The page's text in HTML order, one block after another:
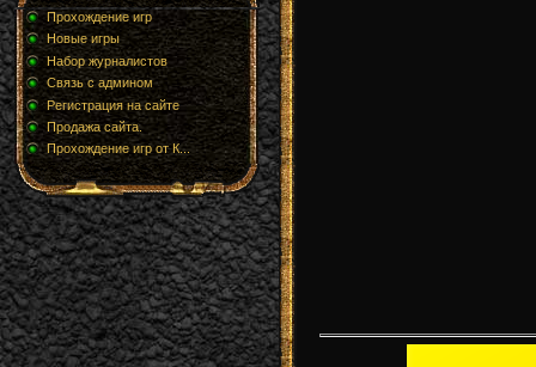
Прохождение игр
Новые игры
Набор журналистов
Связь с админом
Регистрация на сайте
Продажа сайта.
Прохождение игр от К...